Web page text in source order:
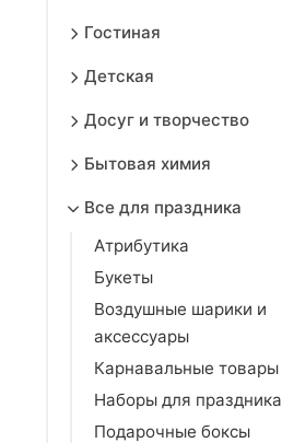
Гостиная
Детская
Досуг и творчество
Бытовая химия
Все для праздника
Атрибутика
Букеты
Воздушные шарики и
аксессуары
Карнавальные товары
Наборы для праздника
Подарочные боксы